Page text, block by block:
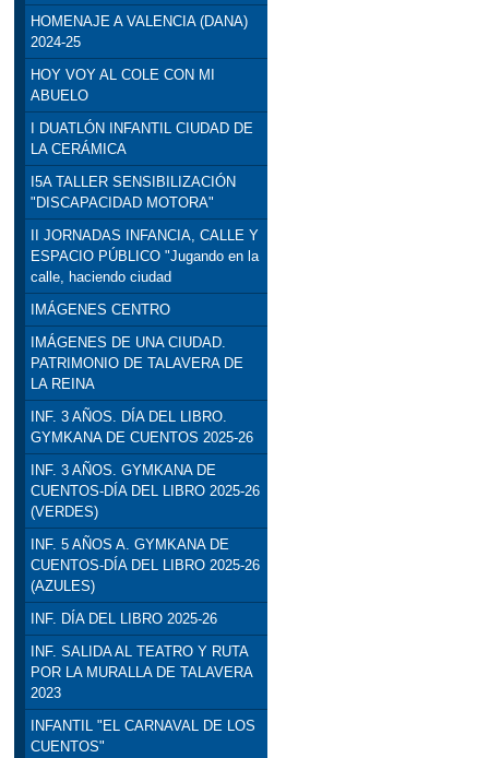
HOMENAJE A VALENCIA (DANA)
2024-25
HOY VOY AL COLE CON MI
ABUELO
I DUATLÓN INFANTIL CIUDAD DE
LA CERÁMICA
I5A TALLER SENSIBILIZACIÓN
"DISCAPACIDAD MOTORA"
II JORNADAS INFANCIA, CALLE Y
ESPACIO PÚBLICO "Jugando en la
calle, haciendo ciudad
IMÁGENES CENTRO
IMÁGENES DE UNA CIUDAD.
PATRIMONIO DE TALAVERA DE
LA REINA
INF. 3 AÑOS. DÍA DEL LIBRO.
GYMKANA DE CUENTOS 2025-26
INF. 3 AÑOS. GYMKANA DE
CUENTOS-DÍA DEL LIBRO 2025-26
(VERDES)
INF. 5 AÑOS A. GYMKANA DE
CUENTOS-DÍA DEL LIBRO 2025-26
(AZULES)
INF. DÍA DEL LIBRO 2025-26
INF. SALIDA AL TEATRO Y RUTA
POR LA MURALLA DE TALAVERA
2023
INFANTIL "EL CARNAVAL DE LOS
CUENTOS"